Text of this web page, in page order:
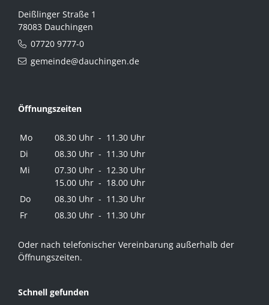
Deißlinger Straße 1
78083 Dauchingen
07720 9777-0
gemeinde@dauchingen.de
Öffnungszeiten
Mo
08.30 Uhr - 11.30 Uhr
Di
08.30 Uhr - 11.30 Uhr
Mi
07.30 Uhr - 12.30 Uhr
15.00 Uhr - 18.00 Uhr
Do
08.30 Uhr - 11.30 Uhr
Fr
08.30 Uhr - 11.30 Uhr
Oder nach telefonischer Vereinbarung außerhalb der
Öffnungszeiten.
Schnell gefunden